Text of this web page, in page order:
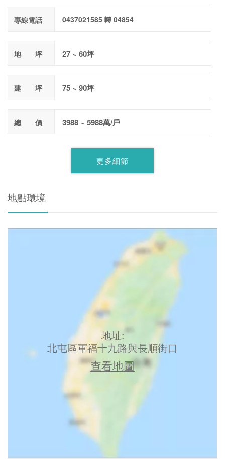
專線電話 0437021585 轉 04854
地 坪 27 ~ 60坪
建 坪 75 ~ 90坪
總 價 3988 ~ 5988萬/戶
更多細節
地點環境
地址:
北屯區軍福十九路與長順街口
查看地圖